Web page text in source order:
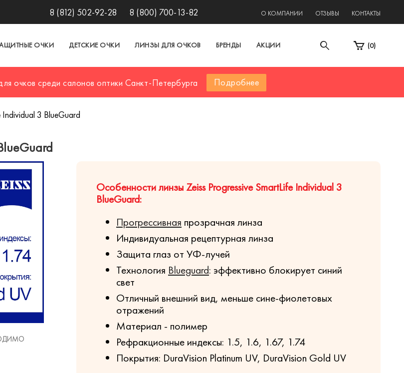
8 (812) 502-92-28 8 (800) 700-13-82 О КОМПАНИИ ОТЗЫВЫ КОНТАКТЫ
ОЧКИ ДЕТСКИЕ ОЧКИ ЛИНЗЫ ДЛЯ ОЧКОВ БРЕНДЫ АКЦИИ (0)
очков среди салонов оптики Санкт-Петербурга Подробнее
Individual 3 BlueGuard
Особенности линзы Zeiss Progressive SmartLife Individual 3
BlueGuard:
Прогрессивная прозрачная линза
Индивидуальная рецептурная линза
Защита глаз от УФ-лучей
Технология Blueguard: эффективно блокирует синий
свет
Отличный внешний вид, меньше сине-фиолетовых
отражений
Материал - полимер
Рефракционные индексы: 1.5, 1.6, 1.67, 1.74
Покрытия: DuraVision Platinum UV, DuraVision Gold UV